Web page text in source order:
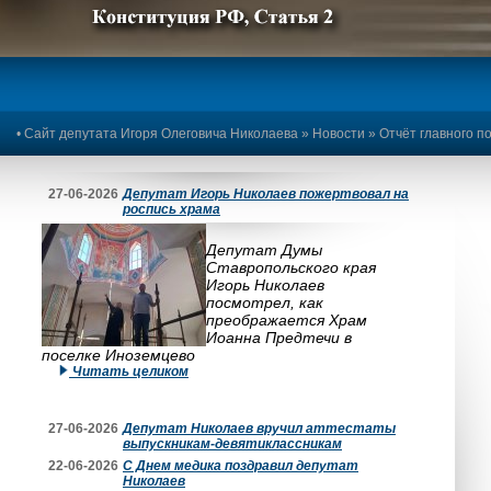
• Сайт депутата Игоря Олеговича Николаева » Новости » Отчёт главного
27-06-2026 Депутат Игорь Николаев пожертвовал на
роспись храма
Депутат Думы
Ставропольского края
Игорь Николаев
посмотрел, как
преображается Храм
Иоанна Предтечи в
поселке Иноземцево
Читать целиком
27-06-2026 Депутат Николаев вручил аттестаты
выпускникам-девятиклассникам
22-06-2026 С Днем медика поздравил депутат
Николаев